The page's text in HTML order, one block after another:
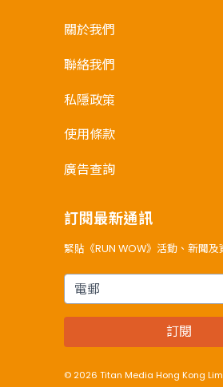
關於我們
聯絡我們
私隱政策
使用條款
廣告查詢
訂閱最新通訊
緊貼《RUN WOW》活動、新聞及
電郵
訂閱
© 2026 Titan Media Hong Kong